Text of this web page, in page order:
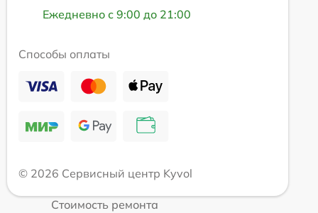
Ежедневно с 9:00 до 21:00
Способы оплаты
© 2026 Сервисный центр Kyvol
Стоимость ремонта